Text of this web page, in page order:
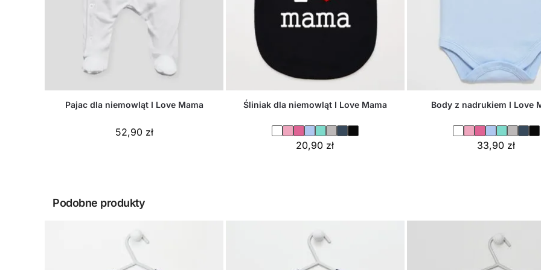
Pajac dla niemowląt I Love Mama
52,90 zł
Śliniak dla niemowląt I Love Mama
20,90 zł
Body z nadrukiem I Love
33,90 zł
Podobne produkty